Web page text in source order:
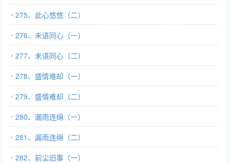
275、此心悠悠（二）
276、未语同心（一）
277、未语同心（二）
278、盛情难却（一）
279、盛情难却（二）
280、漏雨连绵（一）
281、漏雨连绵（二）
282、前尘旧事（一）